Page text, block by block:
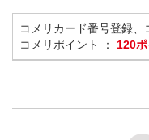
コメリカード番号登録
コメリポイント ： 120